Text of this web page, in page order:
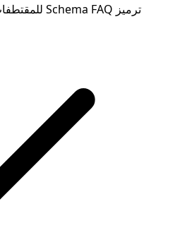
ترميز Schema FAQ للمقتطفات المميزة